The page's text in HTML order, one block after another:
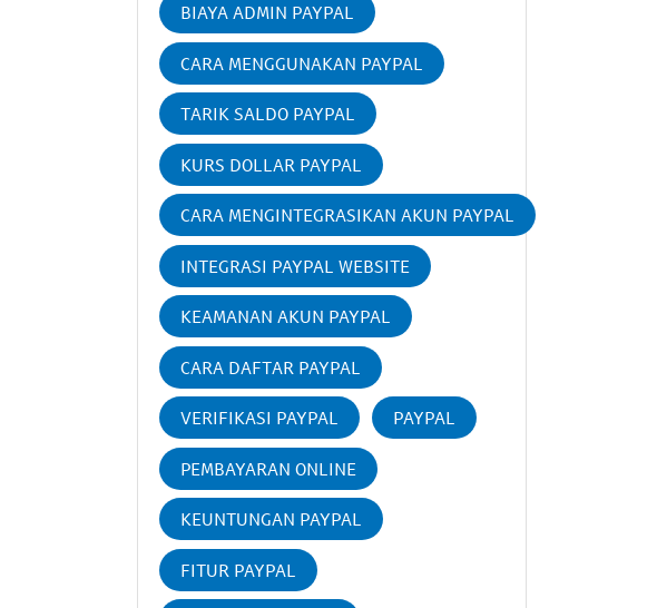
BIAYA ADMIN PAYPAL
CARA MENGGUNAKAN PAYPAL
TARIK SALDO PAYPAL
KURS DOLLAR PAYPAL
CARA MENGINTEGRASIKAN AKUN PAYPAL
INTEGRASI PAYPAL WEBSITE
KEAMANAN AKUN PAYPAL
CARA DAFTAR PAYPAL
VERIFIKASI PAYPAL PAYPAL
PEMBAYARAN ONLINE
KEUNTUNGAN PAYPAL
FITUR PAYPAL